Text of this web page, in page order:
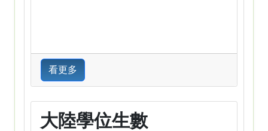
看更多
大陸學位生數